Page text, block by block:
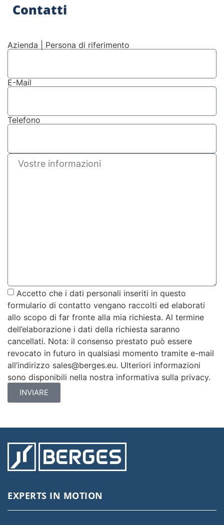
Contatti
Azienda | Persona di riferimento
E-Mail
Telefono
Accetto che i dati personali inseriti in questo
formulario di contatto vengano raccolti ed elaborati
allo scopo di far fronte alla mia richiesta. Al termine
dell’elaborazione i dati della richiesta saranno
cancellati. Nota: il consenso prestato può essere
revocato in futuro in qualsiasi momento tramite e-mail
all’indirizzo sales@berges.eu. Ulteriori informazioni
sono disponibili nella nostra informativa sulla privacy.
INVIARE
EXPERTS IN MOTION